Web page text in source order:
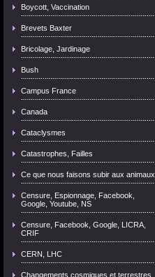
Boycott, Vaccination
Brevets Baxter
Bricolage, Jardinage
Bush
Campus France
Canada
Cataclysmes
Catastrophes, Failles
Ce que nous faisons subir aux animaux
Censure, Espionnage, Facebook,
Google, Youtube, NS
Censure, Facebook, Google, LICRA,
CRIF
CERN, LHC
Changements cosmiques et terrestres